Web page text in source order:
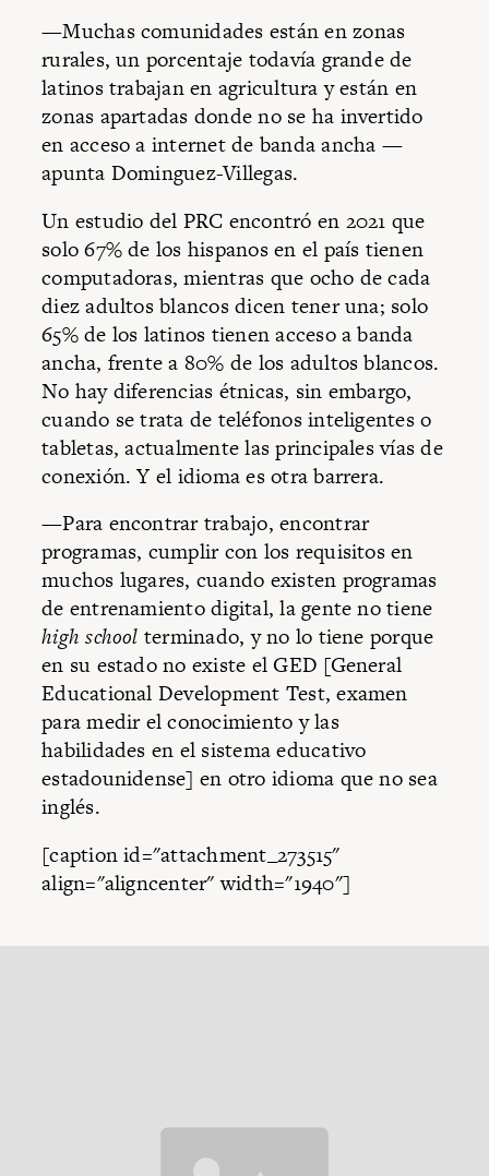
—Muchas comunidades están en zonas
rurales, un porcentaje todavía grande de
latinos trabajan en agricultura y están en
zonas apartadas donde no se ha invertido
en acceso a internet de banda ancha —
apunta Dominguez-Villegas.
Un estudio del PRC encontró en 2021 que
solo 67% de los hispanos en el país tienen
computadoras, mientras que ocho de cada
diez adultos blancos dicen tener una; solo
65% de los latinos tienen acceso a banda
ancha, frente a 80% de los adultos blancos.
No hay diferencias étnicas, sin embargo,
cuando se trata de teléfonos inteligentes o
tabletas, actualmente las principales vías de
conexión. Y el idioma es otra barrera.
—Para encontrar trabajo, encontrar
programas, cumplir con los requisitos en
muchos lugares, cuando existen programas
de entrenamiento digital, la gente no tiene
high school terminado, y no lo tiene porque
en su estado no existe el GED [General
Educational Development Test, examen
para medir el conocimiento y las
habilidades en el sistema educativo
estadounidense] en otro idioma que no sea
inglés.
[caption id="attachment_273515"
align="aligncenter" width="1940"]